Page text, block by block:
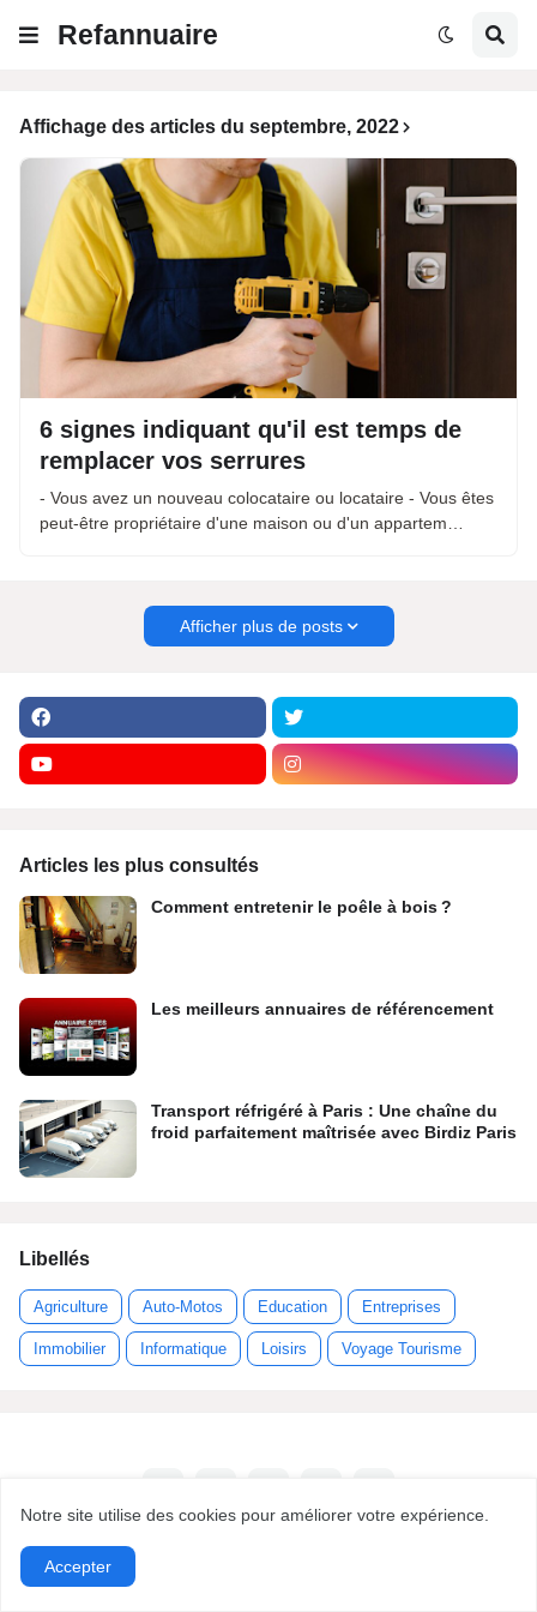
Refannuaire
Affichage des articles du septembre, 2022
6 signes indiquant qu'il est temps de
remplacer vos serrures
- Vous avez un nouveau colocataire ou locataire - Vous êtes
peut-être propriétaire d'une maison ou d'un appartem…
Afficher plus de posts
Articles les plus consultés
Comment entretenir le poêle à bois ?
Les meilleurs annuaires de référencement
Transport réfrigéré à Paris : Une chaîne du
froid parfaitement maîtrisée avec Birdiz Paris
Libellés
Agriculture Auto-Motos Education Entreprises
Immobilier Informatique Loisirs Voyage Tourisme
Notre site utilise des cookies pour améliorer votre expérience.
Accepter